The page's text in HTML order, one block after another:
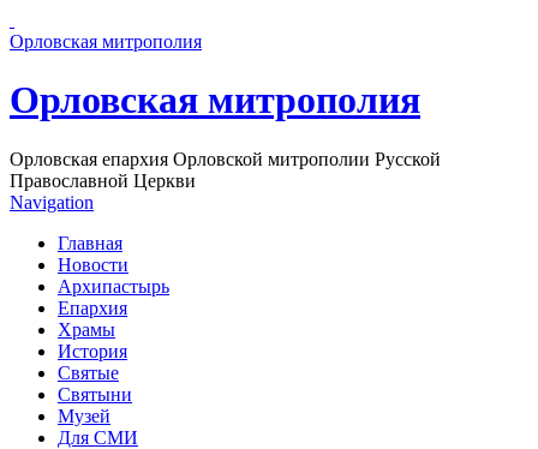
Орловская митрополия
Орловская митрополия
Орловская епархия Орловской митрополии Русской
Православной Церкви
Navigation
Главная
Новости
Архипастырь
Епархия
Храмы
История
Святые
Святыни
Музей
Для СМИ